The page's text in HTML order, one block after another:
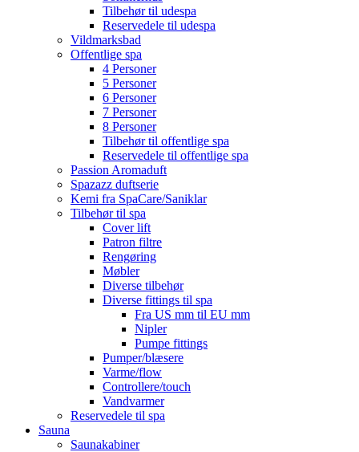
Tilbehør til udespa
Reservedele til udespa
Vildmarksbad
Offentlige spa
4 Personer
5 Personer
6 Personer
7 Personer
8 Personer
Tilbehør til offentlige spa
Reservedele til offentlige spa
Passion Aromaduft
Spazazz duftserie
Kemi fra SpaCare/Saniklar
Tilbehør til spa
Cover lift
Patron filtre
Rengøring
Møbler
Diverse tilbehør
Diverse fittings til spa
Fra US mm til EU mm
Nipler
Pumpe fittings
Pumper/blæsere
Varme/flow
Controllere/touch
Vandvarmer
Reservedele til spa
Sauna
Saunakabiner